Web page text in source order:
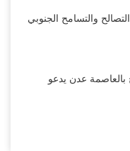
والتسامح الجنوبي
بالعاصمة عدن يدعو